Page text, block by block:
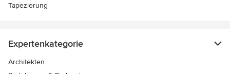
Tapezierung
Expertenkategorie
Architekten